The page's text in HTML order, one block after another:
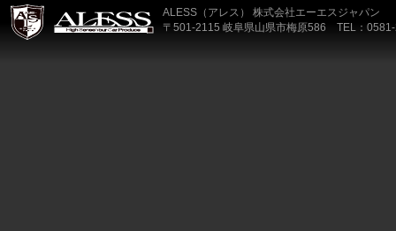
ALESS（アレス） 株式会社エーエスジャパン
〒501-2115 岐阜県山県市梅原586 TEL：